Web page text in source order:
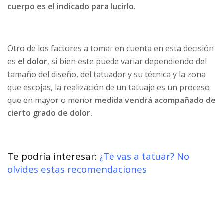
cuerpo es el indicado para lucirlo.
Otro de los factores a tomar en cuenta en esta decisión
es el dolor, si bien este puede variar dependiendo del
tamaño del diseño, del tatuador y su técnica y la zona
que escojas, la realización de un tatuaje es un proceso
que en mayor o menor medida vendrá acompañado de
cierto grado de dolor.
Te podría interesar: ¿Te vas a tatuar? No
olvides estas recomendaciones